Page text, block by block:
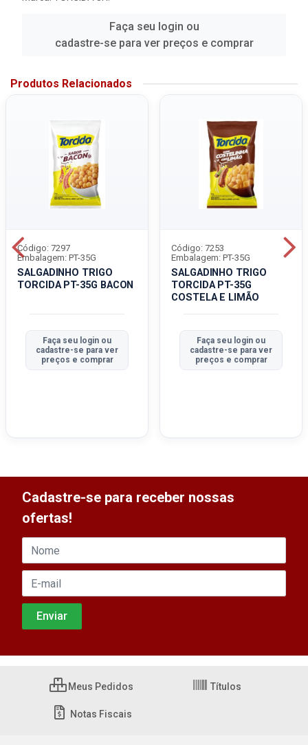
Faça seu login ou
cadastre-se para ver preços e comprar
Produtos Relacionados
SALGADINHO TRIGO
TORCIDA PT-35G BACON
Código: 7297
Embalagem: PT-35G
Faça seu login ou
cadastre-se para ver
preços e comprar
SALGADINHO TRIGO
TORCIDA PT-35G
COSTELA E LIMÃO
Código: 7253
Embalagem: PT-35G
Faça seu login ou
cadastre-se para ver
preços e comprar
Cadastre-se para receber nossas
ofertas!
Meus Pedidos Títulos
Notas Fiscais